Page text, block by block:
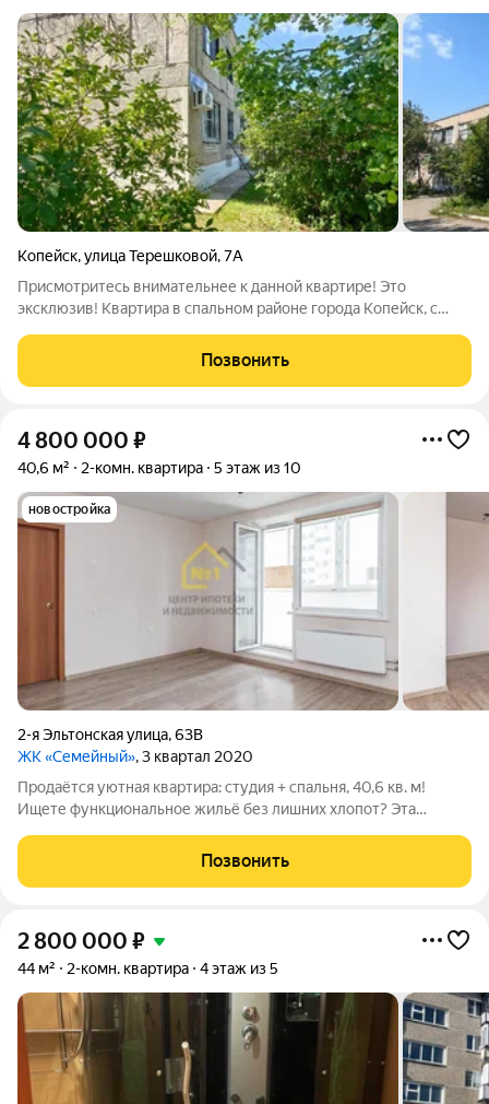
Копейск,улица Терешковой,7А
Присмотритесь внимательнее к данной квартире! Это
эксклюзив! Квартира в спальном районе города Копейск, с
семейные В 50ти метрах детский садик Вокруг дома оазис,
тишина и красота Воздух чище, нет
Позвонить
4 800 000 ₽
40,6 м² 2-комн. квартира 5 этаж из 10
новостройка
2-я Эльтонская улица,63В
ЖК «Семейный», 3 квартал 2020
Продаётся уютная квартира: студия + спальня, 40,6 кв. м!
Ищете функциональное жильё без лишних хлопот? Эта
зонировано, а косметический ремонт позволяет сразу въехать
или выгодно сдать в аренду.
Позвонить
2 800 000 ₽
44 м² 2-комн. квартира 4 этаж из 5